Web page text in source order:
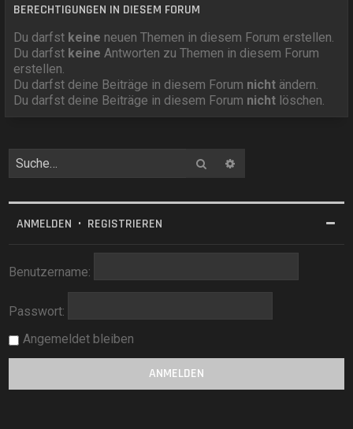
BERECHTIGUNGEN IN DIESEM FORUM
Du darfst keine neuen Themen in diesem Forum erstellen.
Du darfst keine Antworten zu Themen in diesem Forum
erstellen.
Du darfst deine Beiträge in diesem Forum nicht ändern.
Du darfst deine Beiträge in diesem Forum nicht löschen.
Suche
ANMELDEN • REGISTRIEREN
Benutzername:
Passwort:
Angemeldet bleiben